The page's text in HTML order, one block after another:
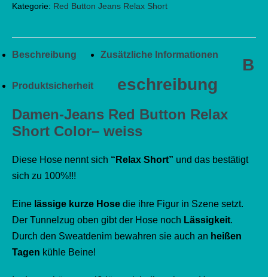
Kategorie: Red Button Jeans Relax Short
Beschreibung Zusätzliche Informationen
Produktsicherheit
B
eschreibung
Damen-Jeans Red Button Relax
Short Color– weiss
Diese Hose nennt sich “Relax Short” und das bestätigt
sich zu 100%!!!
Eine lässige kurze Hose die ihre Figur in Szene setzt.
Der Tunnelzug oben gibt der Hose noch Lässigkeit.
Durch den Sweatdenim bewahren sie auch an heißen
Tagen kühle Beine!